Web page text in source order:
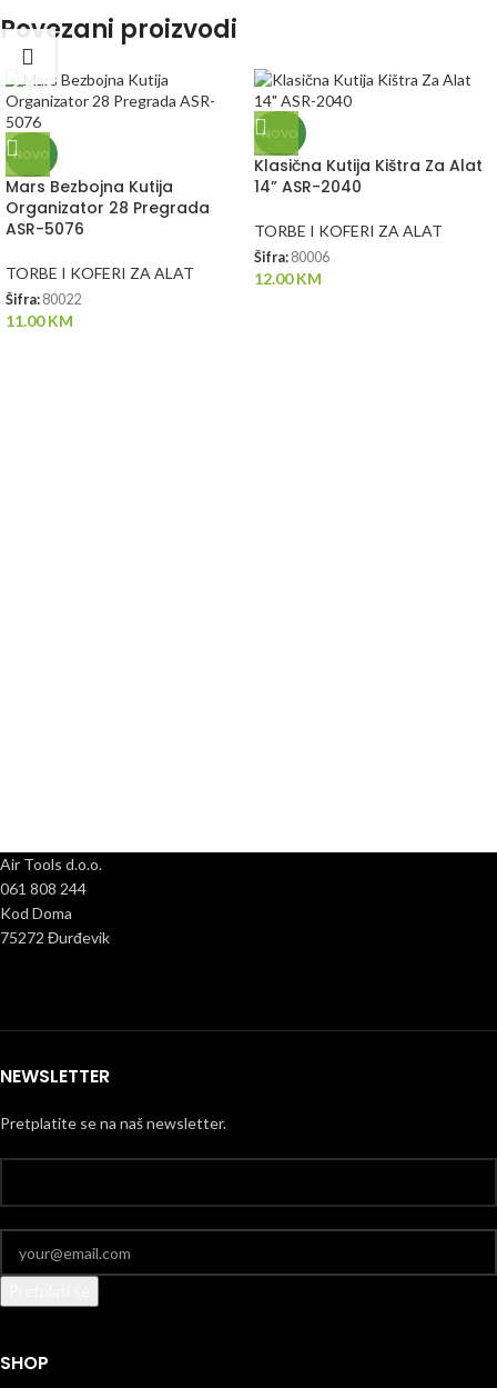
Povezani proizvodi
NOVO
Mars Bezbojna Kutija
Organizator 28 Pregrada
ASR-5076
TORBE I KOFERI ZA ALAT
Šifra: 80022
11.00KM
NOVO
Klasična Kutija Kištra Za Alat
14” ASR-2040
TORBE I KOFERI ZA ALAT
Šifra: 80006
12.00KM
Air Tools d.o.o.
061 808 244
Kod Doma
75272 Đurđevik
NEWSLETTER
Pretplatite se na naš newsletter.
SHOP